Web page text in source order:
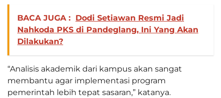
BACA JUGA : Dodi Setiawan Resmi Jadi
Nahkoda PKS di Pandeglang, Ini Yang Akan
Dilakukan?
“Analisis akademik dari kampus akan sangat
membantu agar implementasi program
pemerintah lebih tepat sasaran,” katanya.